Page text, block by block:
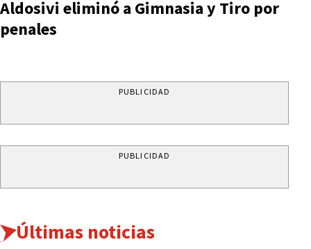
Aldosivi eliminó a Gimnasia y Tiro por
penales
PUBLICIDAD
PUBLICIDAD
Últimas noticias